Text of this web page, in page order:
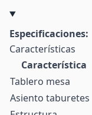
Especificaciones:
Características
Característica
Tablero mesa
Asiento taburetes